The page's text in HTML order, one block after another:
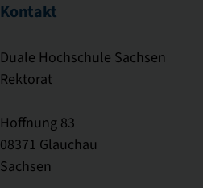
Kontakt
Duale Hochschule Sachsen
Rektorat
Hoffnung 83
08371 Glauchau
Sachsen